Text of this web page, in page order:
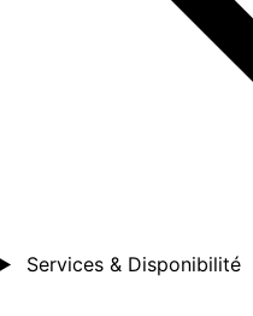
Services & Disponibilité